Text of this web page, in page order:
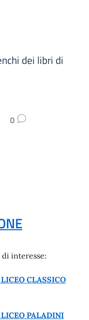
dei libri di
0
interesse:
CLASSICO
PALADINI